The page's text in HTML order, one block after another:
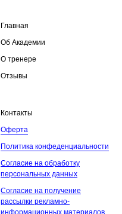
Главная
Об Академии
О тренере
Отзывы
Контакты
Оферта
Политика конфеденциальности
Согласие на обработку
персональных данных
Согласие на получение
рассылки рекламно-